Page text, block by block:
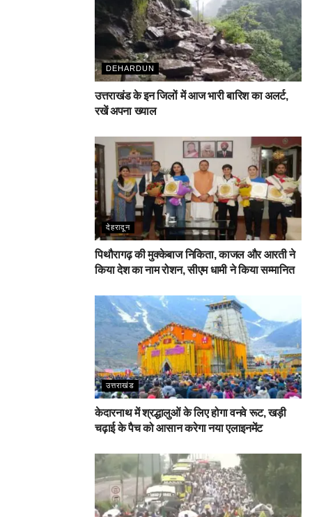
DEHARDUN
उत्तराखंड के इन जिलों में आज भारी बारिश का अलर्ट,
रखें अपना ख्याल
देहरादून
पिथौरागढ़ की मुक्केबाज निकिता, काजल और आरती ने
किया देश का नाम रोशन, सीएम धामी ने किया सम्मानित
उत्तराखंड
केदारनाथ में श्रद्धालुओं के लिए होगा वनवे रूट, खड़ी
चढ़ाई के पैच को आसान करेगा नया एलाइनमेंट